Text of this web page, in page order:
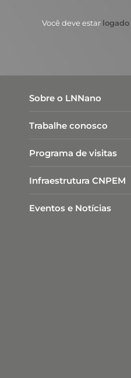
Você deve estar logado
Sobre o LNNano
Trabalhe conosco
Programa de visitas
Infraestrutura CNPEM
Eventos e Notícias